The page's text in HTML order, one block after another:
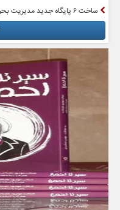
ساخت ۶ پایگاه جدید مدیریت بحران در تهران